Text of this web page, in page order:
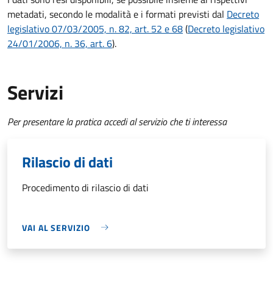
metadati, secondo le modalità e i formati previsti dal Decreto
legislativo 07/03/2005, n. 82, art. 52 e 68(Decreto legislativo
24/01/2006, n. 36, art. 6).
Servizi
Per presentare la pratica accedi al servizio che ti interessa
Rilascio di dati
Procedimento di rilascio di dati
VAI AL SERVIZIO